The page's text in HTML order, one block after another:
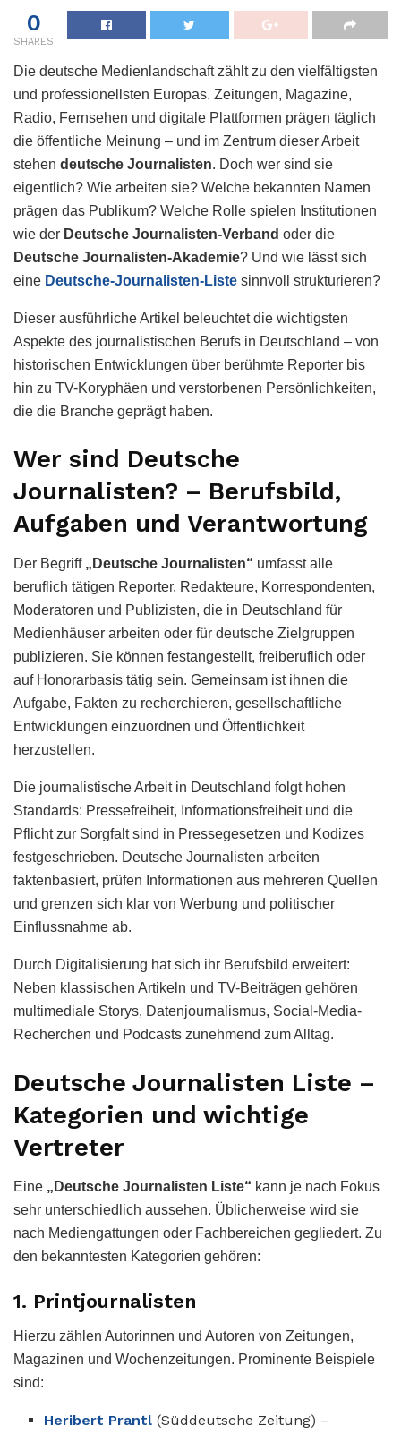
0
SHARES
Die deutsche Medienlandschaft zählt zu den vielfältigsten
und professionellsten Europas. Zeitungen, Magazine,
Radio, Fernsehen und digitale Plattformen prägen täglich
die öffentliche Meinung – und im Zentrum dieser Arbeit
stehen deutsche Journalisten. Doch wer sind sie
eigentlich? Wie arbeiten sie? Welche bekannten Namen
prägen das Publikum? Welche Rolle spielen Institutionen
wie der Deutsche Journalisten-Verband oder die
Deutsche Journalisten-Akademie? Und wie lässt sich
eine Deutsche-Journalisten-Liste sinnvoll strukturieren?
Dieser ausführliche Artikel beleuchtet die wichtigsten
Aspekte des journalistischen Berufs in Deutschland – von
historischen Entwicklungen über berühmte Reporter bis
hin zu TV-Koryphäen und verstorbenen Persönlichkeiten,
die die Branche geprägt haben.
Wer sind Deutsche
Journalisten? – Berufsbild,
Aufgaben und Verantwortung
Der Begriff „Deutsche Journalisten“ umfasst alle
beruflich tätigen Reporter, Redakteure, Korrespondenten,
Moderatoren und Publizisten, die in Deutschland für
Medienhäuser arbeiten oder für deutsche Zielgruppen
publizieren. Sie können festangestellt, freiberuflich oder
auf Honorarbasis tätig sein. Gemeinsam ist ihnen die
Aufgabe, Fakten zu recherchieren, gesellschaftliche
Entwicklungen einzuordnen und Öffentlichkeit
herzustellen.
Die journalistische Arbeit in Deutschland folgt hohen
Standards: Pressefreiheit, Informationsfreiheit und die
Pflicht zur Sorgfalt sind in Pressegesetzen und Kodizes
festgeschrieben. Deutsche Journalisten arbeiten
faktenbasiert, prüfen Informationen aus mehreren Quellen
und grenzen sich klar von Werbung und politischer
Einflussnahme ab.
Durch Digitalisierung hat sich ihr Berufsbild erweitert:
Neben klassischen Artikeln und TV-Beiträgen gehören
multimediale Storys, Datenjournalismus, Social-Media-
Recherchen und Podcasts zunehmend zum Alltag.
Deutsche Journalisten Liste –
Kategorien und wichtige
Vertreter
Eine „Deutsche Journalisten Liste“ kann je nach Fokus
sehr unterschiedlich aussehen. Üblicherweise wird sie
nach Mediengattungen oder Fachbereichen gegliedert. Zu
den bekanntesten Kategorien gehören:
1. Printjournalisten
Hierzu zählen Autorinnen und Autoren von Zeitungen,
Magazinen und Wochenzeitungen. Prominente Beispiele
sind:
Heribert Prantl (Süddeutsche Zeitung) –